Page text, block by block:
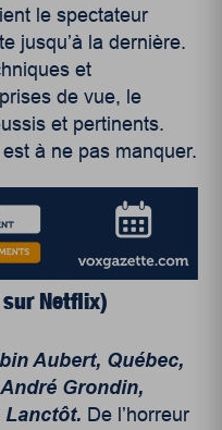
le spectateur
jusqu’à la dernière.
et
de vue, le
et pertinents.
à ne pas manquer.
sur Netflix)
Aubert, Québec,
Grondin,
Lanctôt. De l’horreur